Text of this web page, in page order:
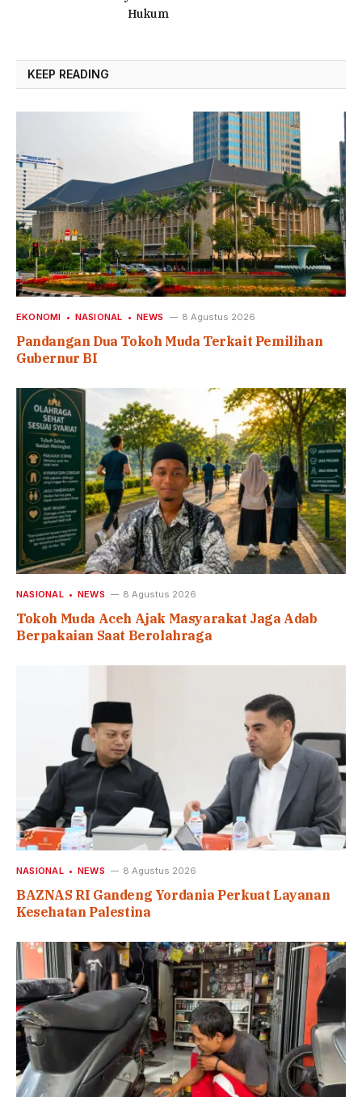
Hukum
KEEP READING
EKONOMI NASIONAL NEWS 8 Agustus 2026
Pandangan Dua Tokoh Muda Terkait Pemilihan
Gubernur BI
NASIONAL NEWS 8 Agustus 2026
Tokoh Muda Aceh Ajak Masyarakat Jaga Adab
Berpakaian Saat Berolahraga
NASIONAL NEWS 8 Agustus 2026
BAZNAS RI Gandeng Yordania Perkuat Layanan
Kesehatan Palestina